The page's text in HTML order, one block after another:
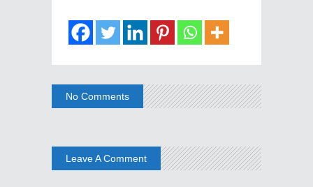
No Comments
Leave A Comment